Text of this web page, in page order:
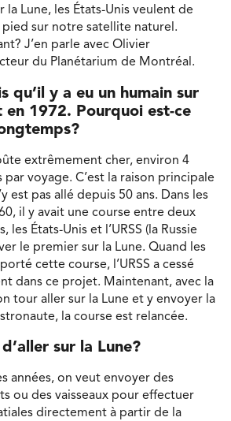
la Lune, les États-Unis veulent de
sur notre satellite naturel.
J’en parle avec Olivier
du Planétarium de Montréal.
qu’il y a eu un humain sur
en 1972. Pourquoi est-ce
extrêmement cher, environ 4
voyage. C’est la raison principale
est pas allé depuis 50 ans. Dans les
il y avait une course entre deux
les États-Unis et l’URSS (la Russie
le premier sur la Lune. Quand les
cette course, l’URSS a cessé
dans ce projet. Maintenant, avec la
tour aller sur la Lune et y envoyer la
la course est relancée.
sur la Lune?
années, on veut envoyer des
ou des vaisseaux pour effectuer
directement à partir de la